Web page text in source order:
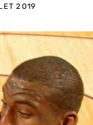
2019